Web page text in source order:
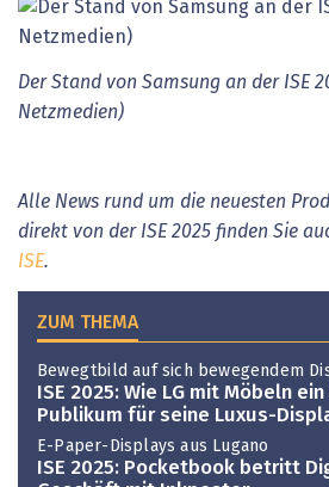
Der Stand von Samsung an der ISE
Netzmedien)
Alle News rund um die neuesten
direkt von der ISE 2025 finden Sie
ISE.
ZUM THEMA
Bewegtbild auf sich bewegendem
ISE 2025: Wie LG mit Möbeln
Publikum für seine Luxus-
E-Paper-Displays aus Lugano
ISE 2025: Pocketbook betritt